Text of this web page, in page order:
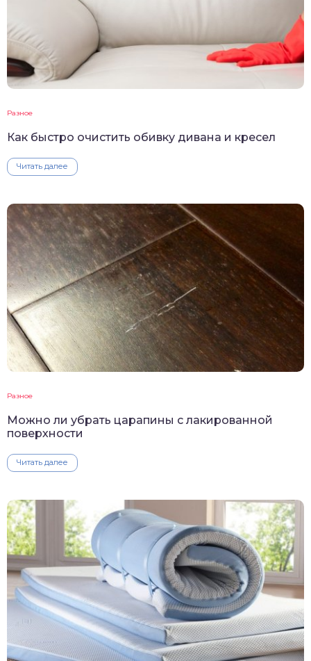
Разное
Как быстро очистить обивку дивана и кресел
Читать далее
Разное
Можно ли убрать царапины с лакированной
поверхности
Читать далее